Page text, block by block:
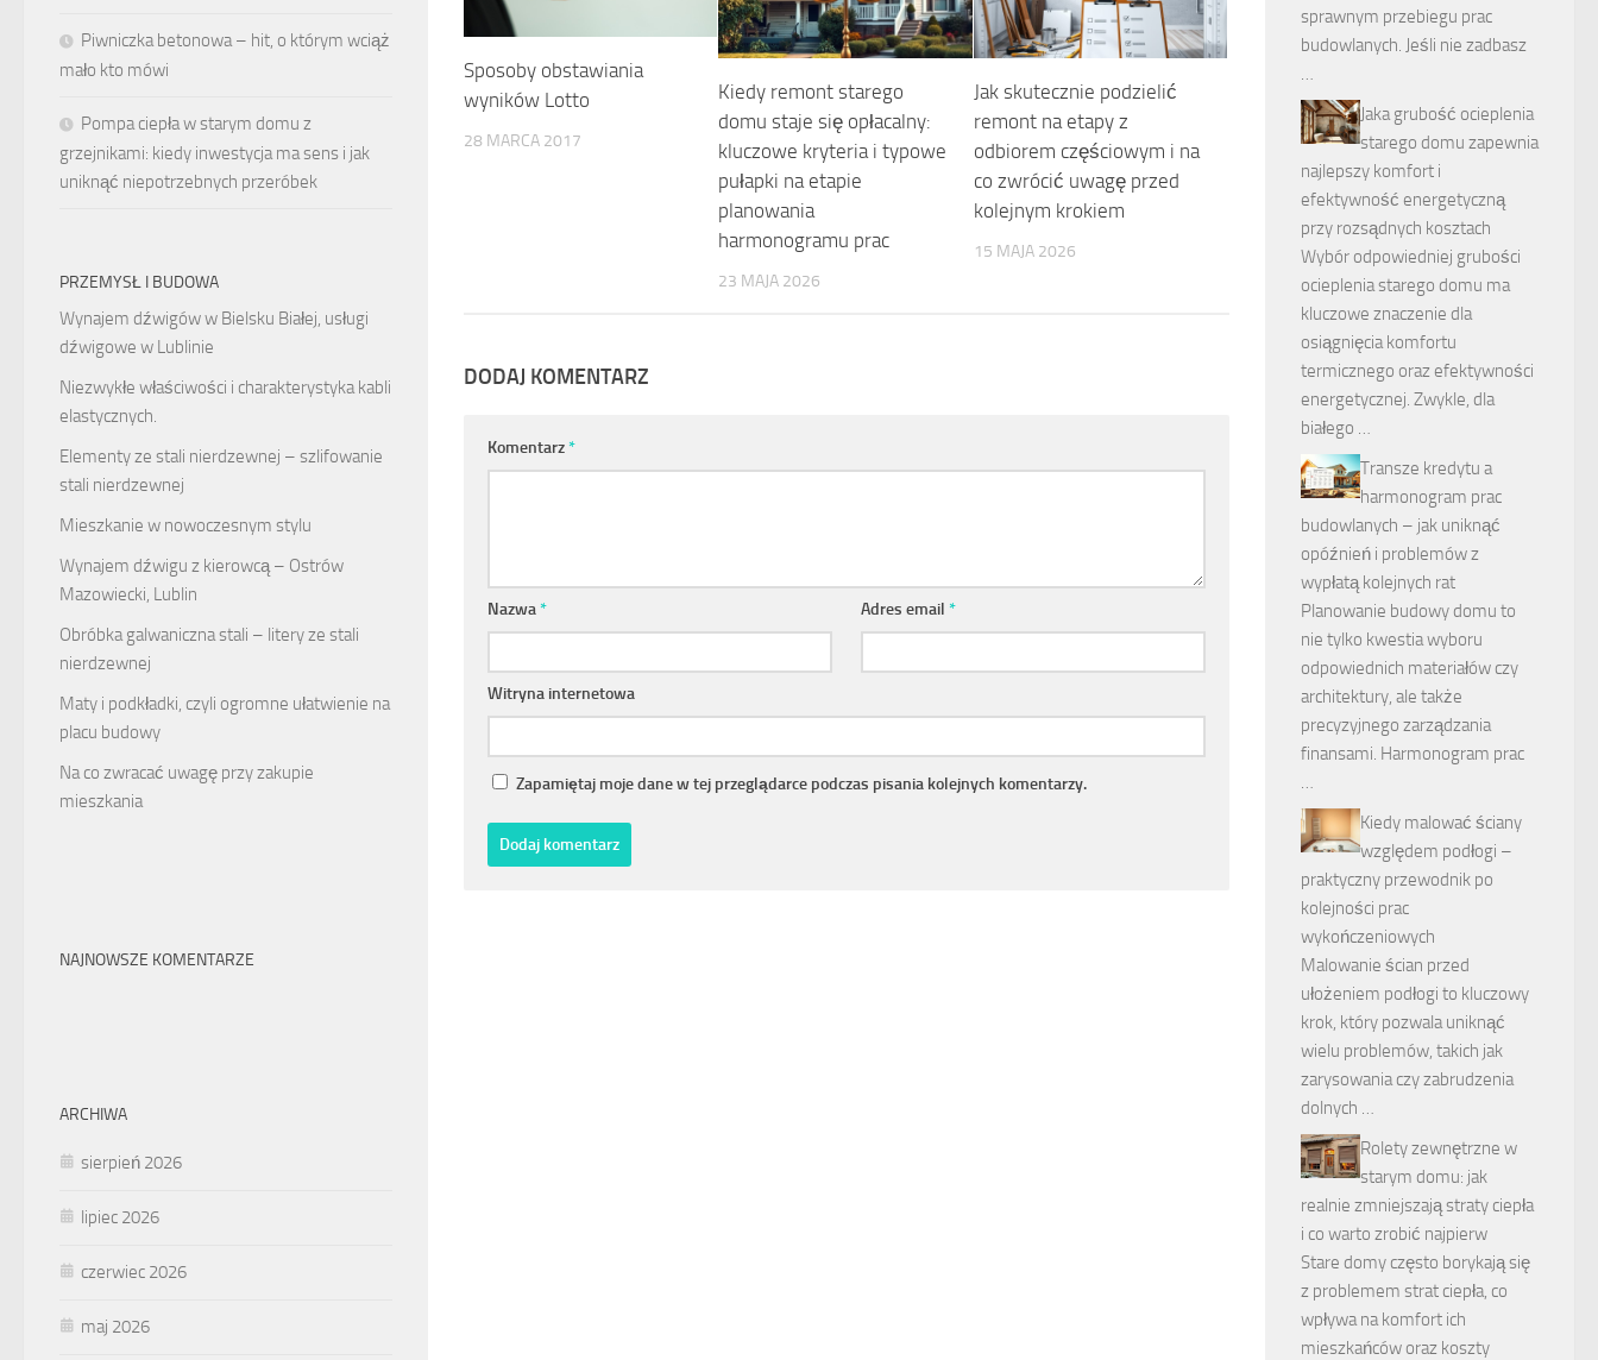
Sposoby obstawiania
wyników Lotto
28 MARCA 2017
Kiedy remont starego
domu staje się opłacalny:
kluczowe kryteria i typowe
pułapki na etapie
planowania
harmonogramu prac
23 MAJA 2026
Jak skutecznie podzielić
remont na etapy z
odbiorem częściowym i na
co zwrócić uwagę przed
kolejnym krokiem
15 MAJA 2026
DODAJ KOMENTARZ
Komentarz*
Nazwa* Adres email*
Witryna internetowa
Zapamiętaj moje dane w tej przeglądarce podczas pisania kolejnych komentarzy.
Piwniczka betonowa – hit, o którym wciąż
mało kto mówi
Pompa ciepła w starym domu z
grzejnikami: kiedy inwestycja ma sens i jak
uniknąć niepotrzebnych przeróbek
PRZEMYSŁ I BUDOWA
Wynajem dźwigów w Bielsku Białej, usługi
dźwigowe w Lublinie
Niezwykłe właściwości i charakterystyka kabli
elastycznych.
Elementy ze stali nierdzewnej – szlifowanie
stali nierdzewnej
Mieszkanie w nowoczesnym stylu
Wynajem dźwigu z kierowcą – Ostrów
Mazowiecki, Lublin
Obróbka galwaniczna stali – litery ze stali
nierdzewnej
Maty i podkładki, czyli ogromne ułatwienie na
placu budowy
Na co zwracać uwagę przy zakupie
mieszkania
NAJNOWSZE KOMENTARZE
ARCHIWA
sierpień 2026
lipiec 2026
czerwiec 2026
maj 2026
sprawnym przebiegu prac
budowlanych. Jeśli nie zadbasz
…
Jaka grubość ocieplenia
starego domu zapewnia
najlepszy komfort i
efektywność energetyczną
przy rozsądnych kosztach
Wybór odpowiedniej grubości
ocieplenia starego domu ma
kluczowe znaczenie dla
osiągnięcia komfortu
termicznego oraz efektywności
energetycznej. Zwykle, dla
białego …
Transze kredytu a
harmonogram prac
budowlanych – jak uniknąć
opóźnień i problemów z
wypłatą kolejnych rat
Planowanie budowy domu to
nie tylko kwestia wyboru
odpowiednich materiałów czy
architektury, ale także
precyzyjnego zarządzania
finansami. Harmonogram prac
…
Kiedy malować ściany
względem podłogi –
praktyczny przewodnik po
kolejności prac
wykończeniowych
Malowanie ścian przed
ułożeniem podłogi to kluczowy
krok, który pozwala uniknąć
wielu problemów, takich jak
zarysowania czy zabrudzenia
dolnych …
Rolety zewnętrzne w
starym domu: jak
realnie zmniejszają straty ciepła
i co warto zrobić najpierw
Stare domy często borykają się
z problemem strat ciepła, co
wpływa na komfort ich
mieszkańców oraz koszty